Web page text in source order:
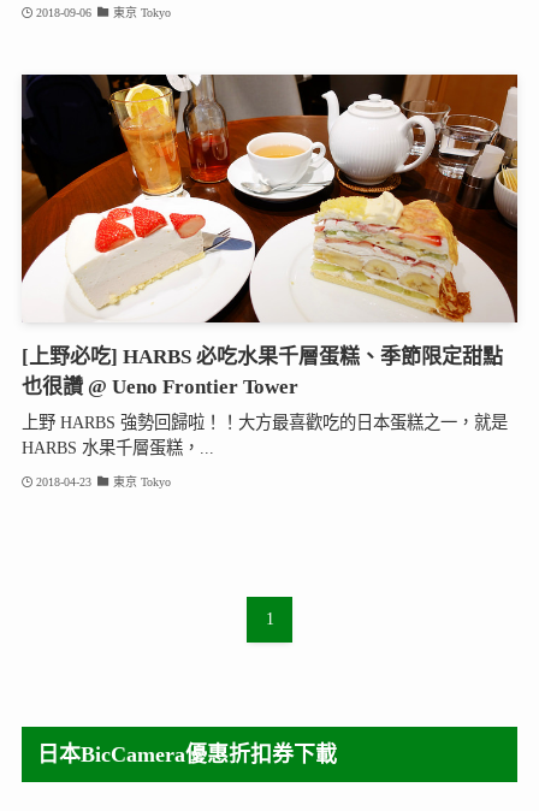
2018-09-06 東京 Tokyo
[上野必吃] HARBS 必吃水果千層蛋糕、季節限定甜點
也很讚 @ Ueno Frontier Tower
上野 HARBS 強勢回歸啦！！大方最喜歡吃的日本蛋糕之一，就是
HARBS 水果千層蛋糕，...
2018-04-23 東京 Tokyo
1
日本BicCamera優惠折扣券下載